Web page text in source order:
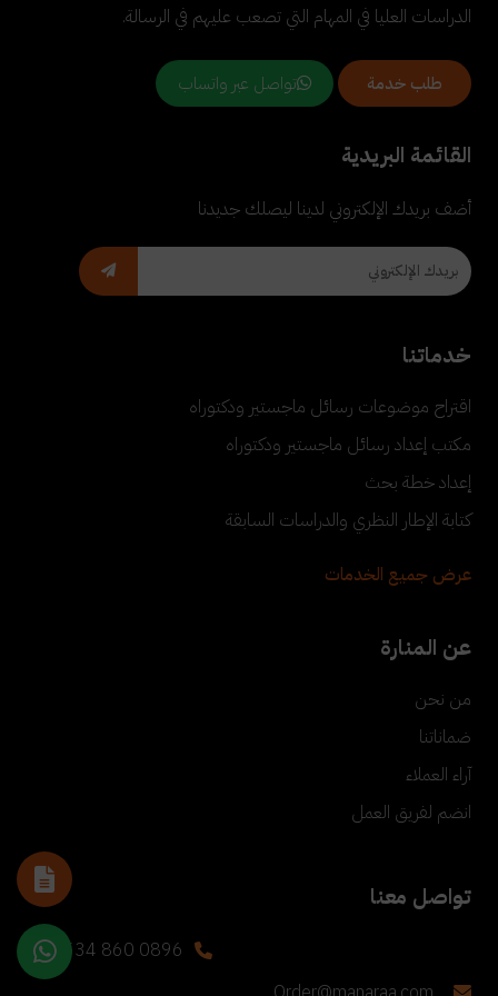
الدراسات العليا في المهام التي تصعب عليهم في الرسالة.
طلب خدمة تواصل عبر واتساب
القائمة البريدية
أضف بريدك الإلكتروني لدينا ليصلك جديدنا
خدماتنا
اقتراح موضوعات رسائل ماجستير ودكتوراه
مكتب إعداد رسائل ماجستير ودكتوراه
إعداد خطة بحث
كتابة الإطار النظري والدراسات السابقة
عرض جميع الخدمات
عن المنارة
من نحن
ضماناتنا
آراء العملاء
انضم لفريق العمل
تواصل معنا
+90 534 860 0896